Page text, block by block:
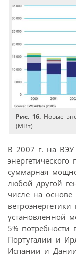
Рис. 16. Новые
(МВт)
В 2007 г. на ВЭУ
суммарная
любой другой
числе на основе
установленной
5% потребности
Португалии и
Испании и